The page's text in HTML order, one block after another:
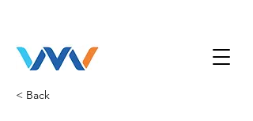
< Back